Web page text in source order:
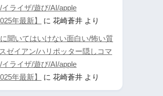
イライザ/遊び/AI/apple
年最新】
に 花崎蒼井 より
聞いてはいけない面白い/怖い質
ゼイアン/ハリポッター隠しコマ
イライザ/遊び/AI/apple
年最新】
に 花崎蒼井 より